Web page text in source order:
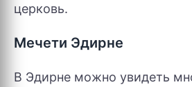
церковь.
Мечети Эдирне
В Эдирне можно увидеть